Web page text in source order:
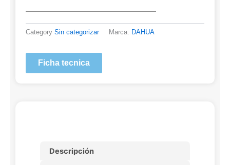
Category Sin categorizar Marca: DAHUA
Ficha tecnica
Descripción